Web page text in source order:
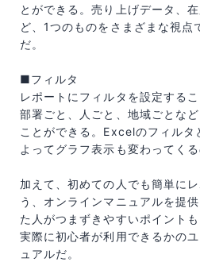
とができる。売り上げデータ、
ど、1つのものをさまざまな視点
だ。
■フィルタ
レポートにフィルタを設定する
部署ごと、人ごと、地域ごとな
ことができる。Excelのフィルタ
よってグラフ表示も変わってく
加えて、初めての人でも簡単に
う、オンラインマニュアルを提
た人がつまずきやすいポイント
実際に初心者が利用できるかの
ュアルだ。